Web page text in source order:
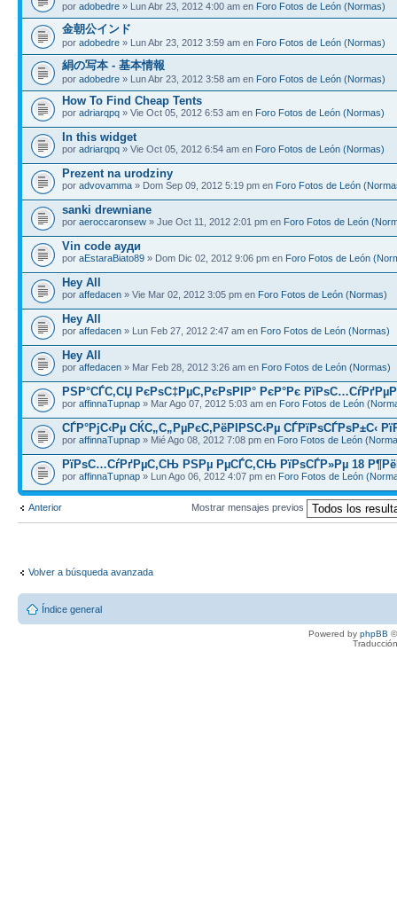
por adobedre » Lun Abr 23, 2012 4:00 am en Foro Fotos de León (Normas)
金朝公インド
por adobedre » Lun Abr 23, 2012 3:59 am en Foro Fotos de León (Normas)
絹の写本 - 基本情報
por adobedre » Lun Abr 23, 2012 3:58 am en Foro Fotos de León (Normas)
How To Find Cheap Tents
por adriarqpq » Vie Oct 05, 2012 6:53 am en Foro Fotos de León (Normas)
In this widget
por adriarqpq » Vie Oct 05, 2012 6:54 am en Foro Fotos de León (Normas)
Prezent na urodziny
por advovamma » Dom Sep 09, 2012 5:19 pm en Foro Fotos de León
sanki drewniane
por aeroccaronsew » Jue Oct 11, 2012 2:01 pm en Foro Fotos de León
Vin code ауди
por aEstaraBiato89 » Dom Dic 02, 2012 9:06 pm en Foro Fotos de León
Hey All
por affedacen » Vie Mar 02, 2012 3:05 pm en Foro Fotos de León (Normas)
Hey All
por affedacen » Lun Feb 27, 2012 2:47 am en Foro Fotos de León (Normas)
Hey All
por affedacen » Mar Feb 28, 2012 3:26 am en Foro Fotos de León (Normas)
РЅР°СЃС‚СЏ РєРѕС‡РµС‚РєРѕРІР° РєР°Рє
por affinnaTupnap » Mar Ago 07, 2012 5:03 am en Foro Fotos de León
СЃР°РјС‹Рµ СЌС„С„РµРєС‚РёРІРЅС‹Рµ СЃРїРѕСЃРѕР±С‹
por affinnaTupnap » Mié Ago 08, 2012 7:08 pm en Foro Fotos de León
РїРѕС…СѓРґРµС‚СЊ РЅРµ РµСЃС‚СЊ РїРѕСЃР»Рµ 18
por affinnaTupnap » Lun Ago 06, 2012 4:07 pm en Foro Fotos de León
Anterior Mostrar mensajes previos
Volver a búsqueda avanzada
Índice general
Powered by phpBB